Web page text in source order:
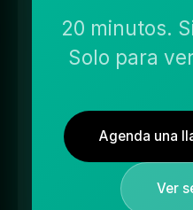
20 minutos.
Solo para
Agenda una
Ver